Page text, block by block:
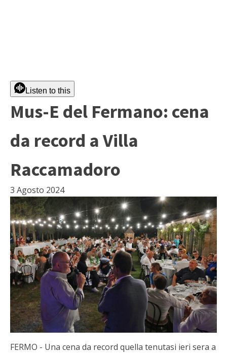
Listen to this
Mus-E del Fermano: cena
da record a Villa
Raccamadoro
3 Agosto 2024
FERMO - Una cena da record quella tenutasi ieri sera a